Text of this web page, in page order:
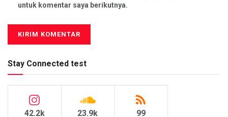
untuk komentar saya berikutnya.
Stay Connected test
42.2k 23.9k 99